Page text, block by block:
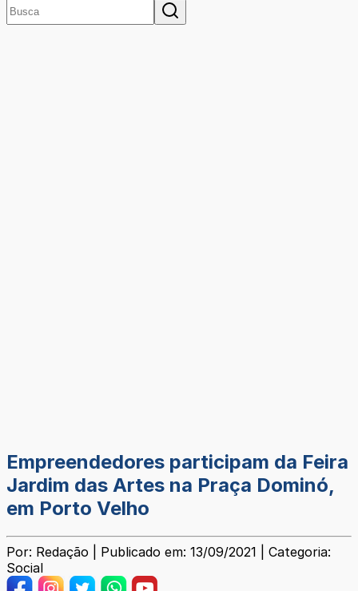
Empreendedores participam da Feira
Jardim das Artes na Praça Dominó,
em Porto Velho
Por: Redação | Publicado em: 13/09/2021 | Categoria:
Social